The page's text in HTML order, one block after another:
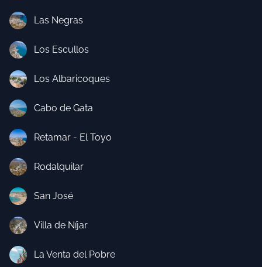
Las Negras
Los Escullos
Los Albaricoques
Cabo de Gata
Retamar - El Toyo
Rodalquilar
San José
Villa de Níjar
La Venta del Pobre